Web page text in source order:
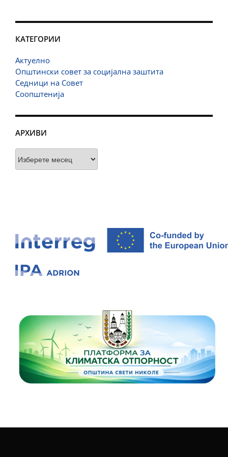
КАТЕГОРИИ
Актуелно
Општински совет за социјална заштита
Седници на Совет
Соопштенија
АРХИВИ